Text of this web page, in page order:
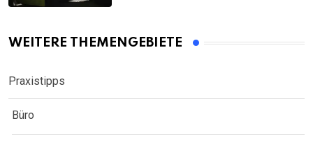
WEITERE THEMENGEBIETE
Praxistipps
Büro